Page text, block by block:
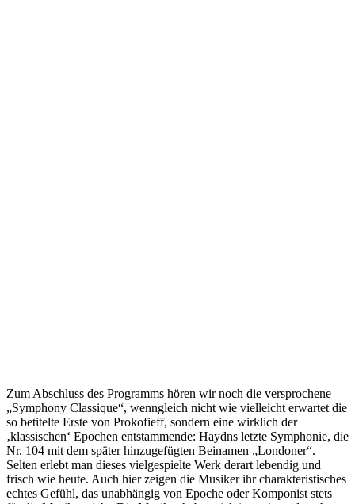
Zum Abschluss des Programms hören wir noch die versprochene
„Symphony Classique“, wenngleich nicht wie vielleicht erwartet die
so betitelte Erste von Prokofieff, sondern eine wirklich der
‚klassischen‘ Epochen entstammende: Haydns letzte Symphonie, die
Nr. 104 mit dem später hinzugefügten Beinamen „Londoner“.
Selten erlebt man dieses vielgespielte Werk derart lebendig und
frisch wie heute. Auch hier zeigen die Musiker ihr charakteristisches
echtes Gefühl, das unabhängig von Epoche oder Komponist stets